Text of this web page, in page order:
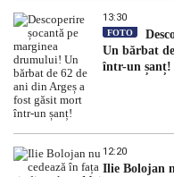
13:30
FOTO
Un bărbat
într-un șanț!
12:20
Ilie Bolojan